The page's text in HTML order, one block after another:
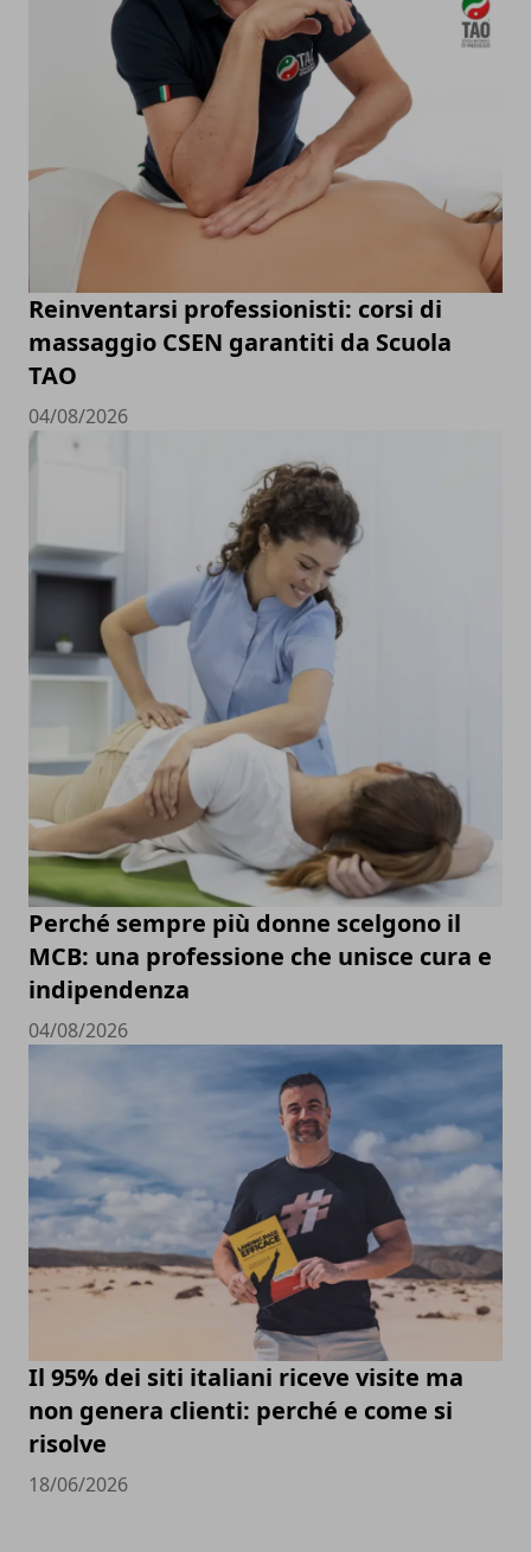
Reinventarsi professionisti: corsi di
massaggio CSEN garantiti da Scuola
TAO
04/08/2026
Perché sempre più donne scelgono il
MCB: una professione che unisce cura e
indipendenza
04/08/2026
Il 95% dei siti italiani riceve visite ma
non genera clienti: perché e come si
risolve
18/06/2026